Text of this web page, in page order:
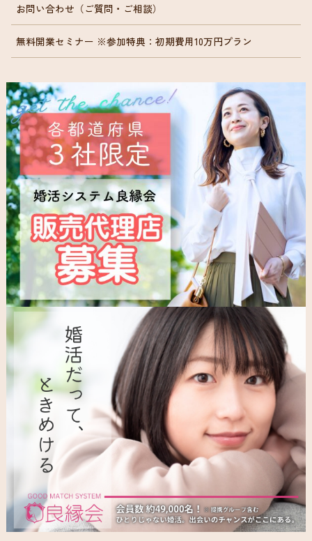
お問い合わせ（ご質問・ご相談）
無料開業セミナー ※参加特典：初期費用10万円プラン